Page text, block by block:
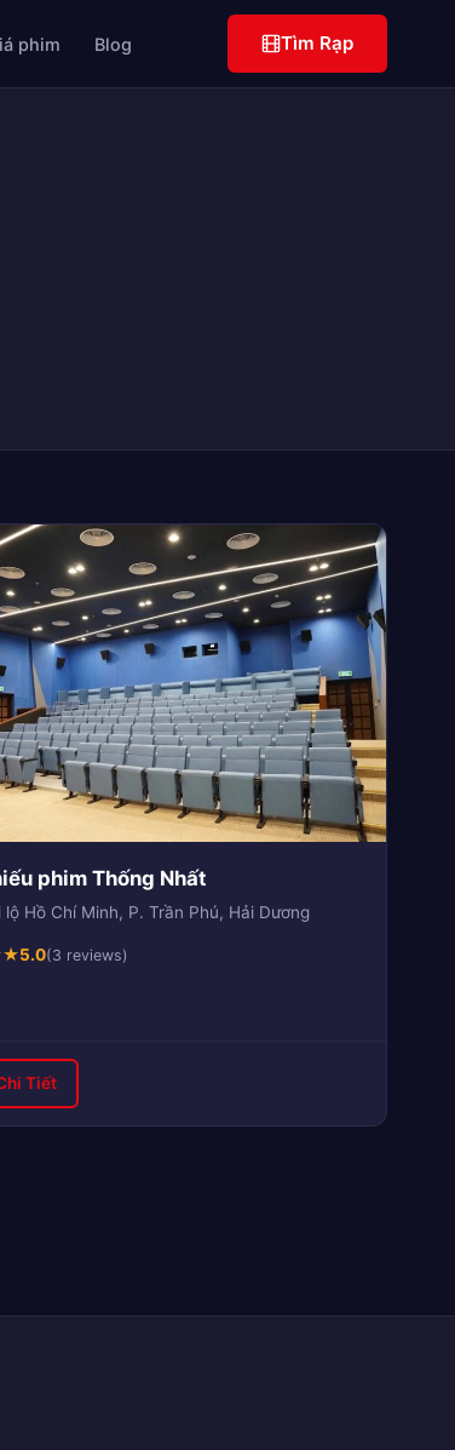
phim Blog Tìm Rạp
phim Thống Nhất
lộ Hồ Chí Minh, P. Trần Phú, Hải Dương
★5.0(3 reviews)
Tiết